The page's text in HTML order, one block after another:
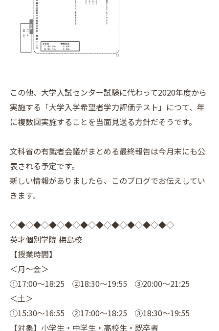
この他、大学入試センター試験に代わって2020年度から
実施する「大学入学希望者学力評価テスト」につて、年
に複数回実施することを当面見送る方針だそうです。
文科省の有識者会議がまとめる最終報告は今月末にも公
表される予定です。
新しい情報がありましたら、このブログでお伝えしてい
きます。
◇◆◇◆◇◆◇◆◇◆◇◆◇◆◇◆◇◆◇◆◇
英才個別学院 梅島校
【授業時間】
＜月～金＞
①17:00～18:25 ②18:30～19:55 ③20:00～21:25
＜土＞
①15:30～16:55 ②17:00～18:25 ③18:30～19:55
【対象】小学生・中学生・高校生・既卒者